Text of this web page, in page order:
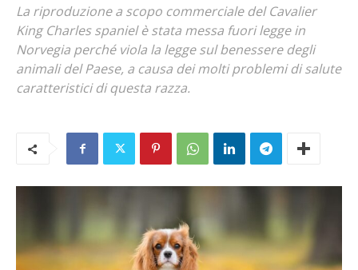
La riproduzione a scopo commerciale del Cavalier
King Charles spaniel è stata messa fuori legge in
Norvegia perché viola la legge sul benessere degli
animali del Paese, a causa dei molti problemi di salute
caratteristici di questa razza.